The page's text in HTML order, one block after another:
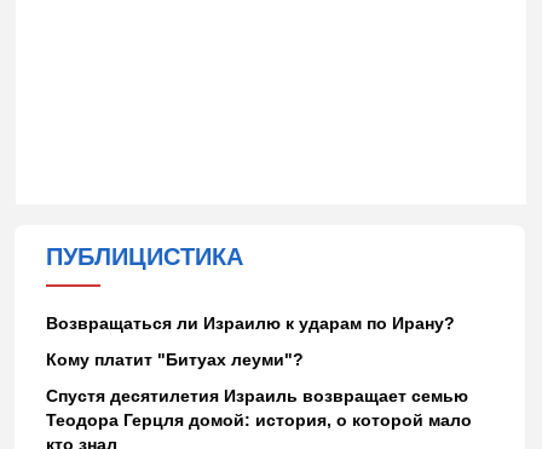
ПУБЛИЦИСТИКА
Возвращаться ли Израилю к ударам по Ирану?
Кому платит "Битуах леуми"?
Спустя десятилетия Израиль возвращает семью
Теодора Герцля домой: история, о которой мало
кто знал